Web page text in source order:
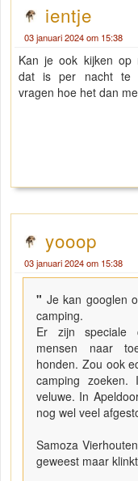
ientje
03 januari 2024 om 15:38
Kan je ook kijken op
dat is per nacht te
vragen hoe het dan
yooop
03 januari 2024 om 15:38
" Je kan googlen
camping.
Er zijn speciale
mensen naar
honden. Zou ook
camping
veluwe. In
nog wel veel
Samoza
geweest maar